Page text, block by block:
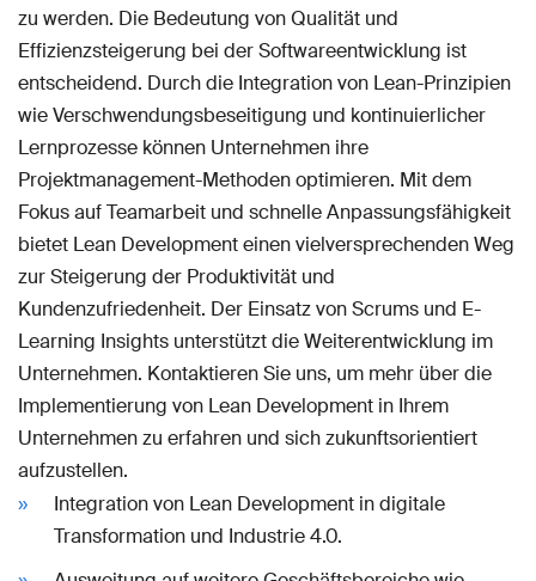
zu werden. Die Bedeutung von Qualität und
Effizienzsteigerung bei der Softwareentwicklung ist
entscheidend. Durch die Integration von Lean-Prinzipien
wie Verschwendungsbeseitigung und kontinuierlicher
Lernprozesse können Unternehmen ihre
Projektmanagement-Methoden optimieren. Mit dem
Fokus auf Teamarbeit und schnelle Anpassungsfähigkeit
bietet Lean Development einen vielversprechenden Weg
zur Steigerung der Produktivität und
Kundenzufriedenheit. Der Einsatz von Scrums und E-
Learning Insights unterstützt die Weiterentwicklung im
Unternehmen. Kontaktieren Sie uns, um mehr über die
Implementierung von Lean Development in Ihrem
Unternehmen zu erfahren und sich zukunftsorientiert
aufzustellen.
Integration von Lean Development in digitale
Transformation und Industrie 4.0.